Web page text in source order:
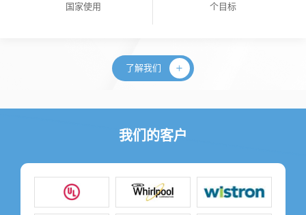
国家使用 个目标
了解我们
我们的客户